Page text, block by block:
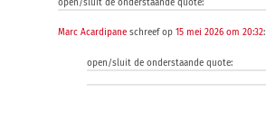
open/sluit de onderstaande quote:
Marc Acardipane schreef op 15 mei 2026 om 20:32:
open/sluit de onderstaande quote: